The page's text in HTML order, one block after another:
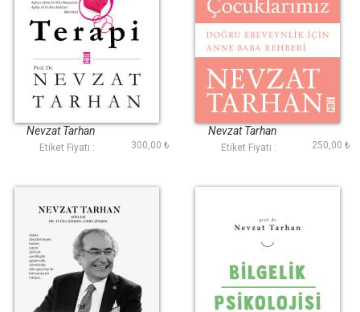
Aşk Terapi
Nevzat Tarhan
Etiket Fiyatı : 300,00 ₺
Sen Ben ve
Çocuklarımız
Nevzat Tarhan
Etiket Fiyatı : 250,00 ₺